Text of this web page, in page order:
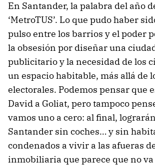
En Santander, la palabra del año
‘MetroTUS’. Lo que pudo haber
pulso entre los barrios y el poder
la obsesión por diseñar una
publicitario y la necesidad de los
un espacio habitable, más allá de
electorales. Podemos pensar que
David a Goliat, pero tampoco
vamos uno a cero: al final,
Santander sin coches… y sin
condenados a vivir a las afueras
inmobiliaria que parece que no